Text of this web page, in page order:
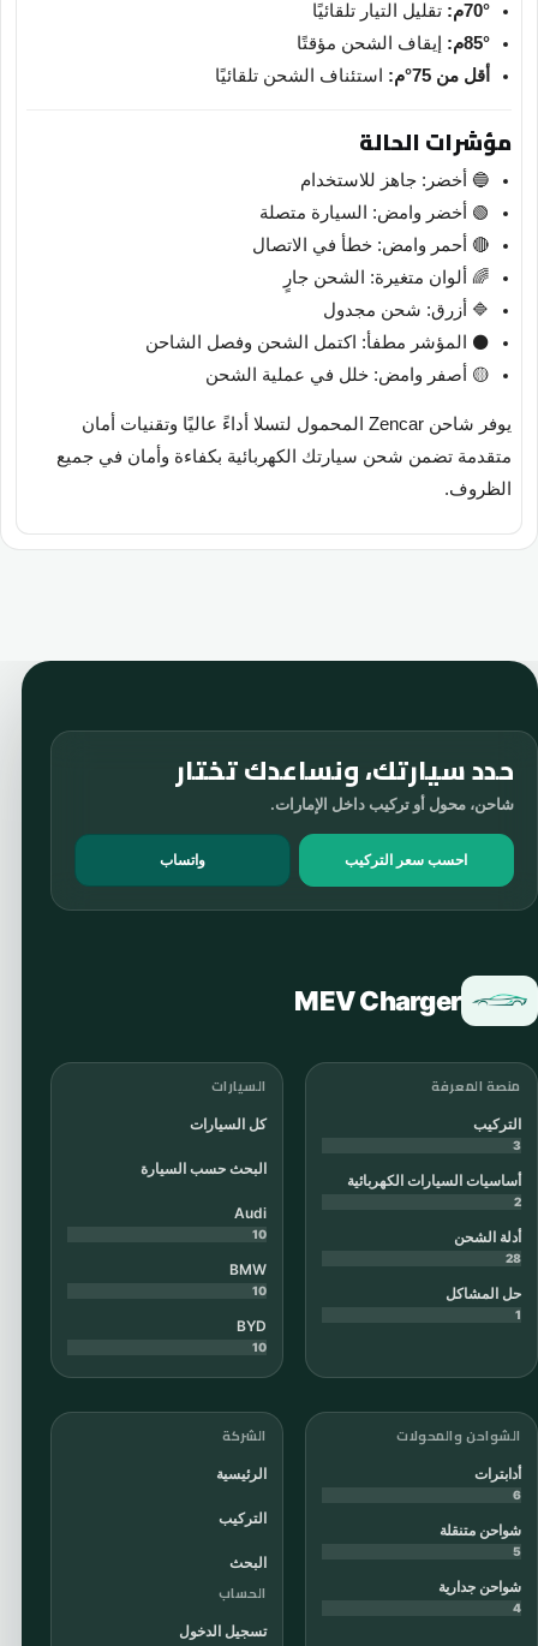
70°م:
تقليل التيار تلقائيًا
85°م:
إيقاف الشحن مؤقتًا
أقل من 75°م:
استئناف الشحن تلقائيًا
مؤشرات الحالة
🔵 أخضر: جاهز للاستخدام
🟢 أخضر وامض: السيارة متصلة
🔴 أحمر وامض: خطأ في الاتصال
🌈 ألوان متغيرة: الشحن جارٍ
🔷 أزرق: شحن مجدول
⚫ المؤشر مطفأ: اكتمل الشحن وفصل الشاحن
🟡 أصفر وامض: خلل في عملية الشحن
يوفر شاحن Zencar المحمول لتسلا أداءً عاليًا وتقنيات أمان
متقدمة تضمن شحن سيارتك الكهربائية بكفاءة وأمان في جميع
الظروف.
حدد سيارتك، ونساعدك تختار
شاحن، محول أو تركيب داخل الإمارات.
احسب سعر التركيب واتساب
MEV Charger
منصة المعرفة
التركيب
3
أساسيات السيارات الكهربائية
2
أدلة الشحن
28
حل المشاكل
1
السيارات
كل السيارات
البحث حسب السيارة
Audi
10
BMW
10
BYD
10
الشواحن والمحولات
أدابترات
6
شواحن متنقلة
5
شواحن جدارية
4
الشركة
الرئيسية
التركيب
البحث
الحساب
تسجيل الدخول